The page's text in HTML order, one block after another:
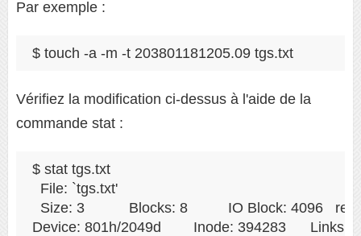
Par exemple :
$ touch -a -m -t 203801181205.09 tgs.txt
Vérifiez la modification ci-dessus à l'aide de la
commande stat :
$ stat tgs.txt
  File: `tgs.txt'
  Size: 3         	Blocks: 8          IO Block: 4096   regular file
Device: 801h/2049d	Inode: 394283      Links: 1